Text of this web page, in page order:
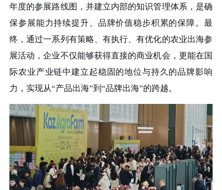
年度的参展路线图，并建立内部的知识管理体系，是确
保参展能力持续提升、品牌价值稳步积累的保障。最
终，通过一系列有策略、有执行、有优化的农业出海参
展活动，企业不仅能够获得直接的商业机会，更能在国
际农业产业链中建立起稳固的地位与持久的品牌影响
力，实现从“产品出海”到“品牌出海”的跨越。